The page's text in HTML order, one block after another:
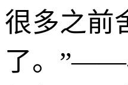
很多之前
了。”——